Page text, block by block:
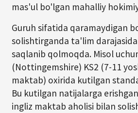
mas'ul bo'lgan mahalliy
Guruh sifatida qaramaydigan
solishtirganda ta'lim
saqlanib qolmoqda. Misol
(Nottingemshire) KS2 (7-11
maktab) oxirida kutilgan
Bu kutilgan natijalarga
ingliz maktab aholisi bilan